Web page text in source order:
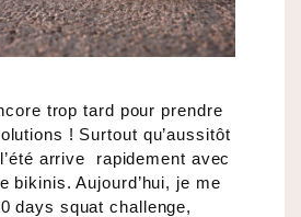
trop tard pour prendre
! Surtout qu’aussitôt
arrive rapidement avec
bikinis. Aujourd’hui, je me
days squat challenge,